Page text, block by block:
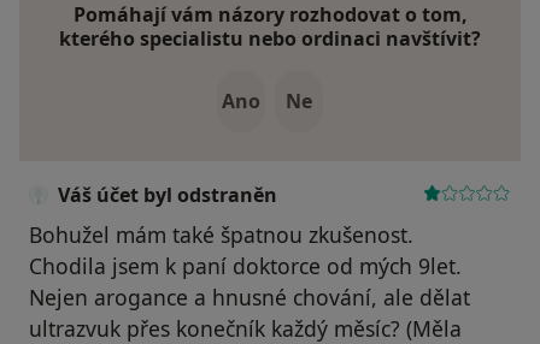
Pomáhají vám názory rozhodovat o tom,
kterého specialistu nebo ordinaci navštívit?
Ano Ne
Váš účet byl odstraněn
Bohužel mám také špatnou zkušenost.
Chodila jsem k paní doktorce od mých 9let.
Nejen arogance a hnusné chování, ale dělat
ultrazvuk přes konečník každý měsíc? (Měla